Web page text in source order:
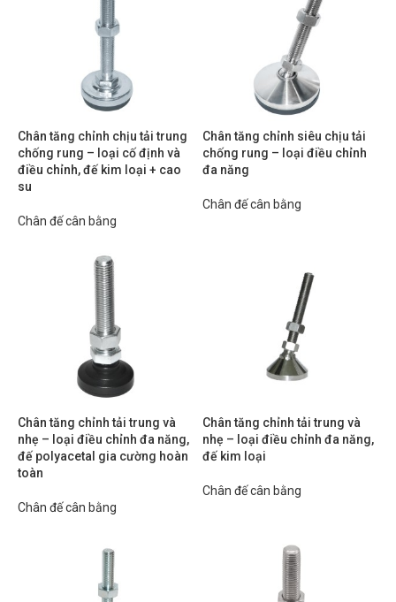
Chân tăng chỉnh chịu tải trung
chống rung – loại cố định và
điều chỉnh, đế kim loại + cao
su
Chân đế cân bằng
Chân tăng chỉnh siêu chịu tải
chống rung – loại điều chỉnh
đa năng
Chân đế cân bằng
Chân tăng chỉnh tải trung và
nhẹ – loại điều chỉnh đa năng,
đế polyacetal gia cường hoàn
toàn
Chân đế cân bằng
Chân tăng chỉnh tải trung và
nhẹ – loại điều chỉnh đa năng,
đế kim loại
Chân đế cân bằng